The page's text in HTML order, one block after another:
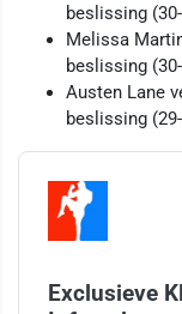
beslissing
Melissa
beslissing
Austen Lane
beslissing
Exclusieve